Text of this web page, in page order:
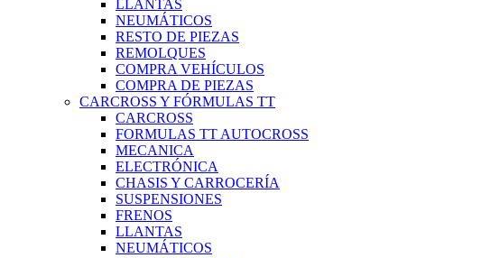
LLANTAS
NEUMÁTICOS
RESTO DE PIEZAS
REMOLQUES
COMPRA VEHÍCULOS
COMPRA DE PIEZAS
CARCROSS Y FÓRMULAS TT
CARCROSS
FORMULAS TT AUTOCROSS
MECANICA
ELECTRÓNICA
CHASIS Y CARROCERÍA
SUSPENSIONES
FRENOS
LLANTAS
NEUMÁTICOS